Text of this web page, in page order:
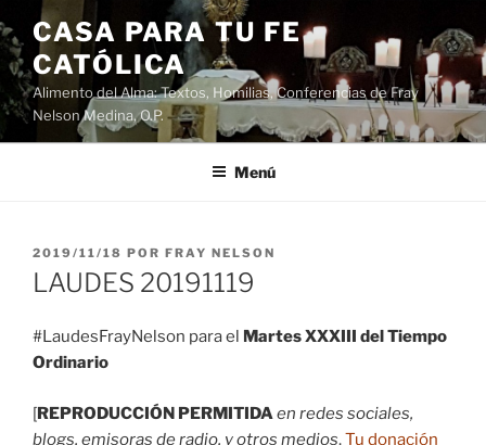
Saltar
al
contenido
CASA PARA TU FE
CATÓLICA
Alimento del Alma: Textos, Homilias, Conferencias de Fray
Nelson Medina, O.P.
Menú
PUBLICADO
EL
2019/11/18 POR FRAY NELSON
LAUDES 20191119
#LaudesFrayNelson para el Martes XXXIII del Tiempo
Ordinario
[REPRODUCCIÓN PERMITIDAen redes sociales,
blogs, emisoras de radio, y otros medios.Tu donación